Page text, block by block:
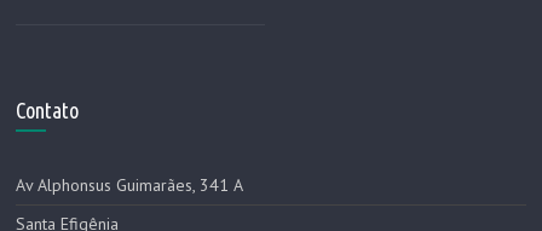
Contato
Av Alphonsus Guimarães, 341 A
Santa Efigênia